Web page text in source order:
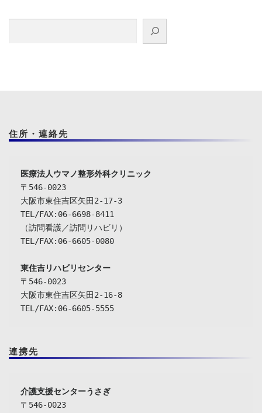
住所・連絡先
〒546-0023
大阪市東住吉区矢田2-17-3
TEL/FAX:06-6698-8411
（訪問看護／訪問リハビリ）
TEL/FAX:06-6605-0080
東住吉リハビリセンター
〒546-0023
大阪市東住吉区矢田2-16-8
TEL/FAX:06-6605-5555
連携先
介護支援センターうさぎ
〒546-0023